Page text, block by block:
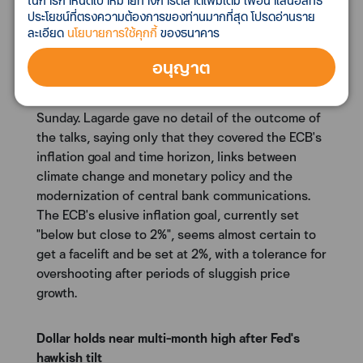
European Central Bank policymakers meeting this
weekend made "good progress" in reshaping the
fighting climate change and a revised approach to
Sunday. Lagarde gave no detail of the outcome of
the talks, saying only that they covered the ECB's
inflation goal and time horizon, links between
climate change and monetary policy and the
modernization of central bank communications.
The ECB's elusive inflation goal, currently set
"below but close to 2%", seems almost certain to
get a facelift and be set at 2%, with a tolerance for
overshooting after periods of sluggish price
growth.
Dollar holds near multi-month high after Fed's
hawkish tilt
ประโยชน์ที่ตรงความต้องการของท่านมากที่สุด โปรดอ่านราย
ละเอียด นโยบายการใช้คุกกี้ของธนาคาร
อนุญาต